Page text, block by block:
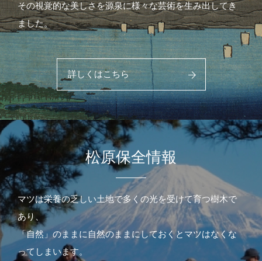
その視覚的な美しさを源泉に様々な芸術を生み出してき
ました。
詳しくはこちら
松原保全情報
マツは栄養の乏しい土地で多くの光を受けて育つ樹木で
あり、
「自然」のままに自然のままにしておくとマツはなくな
ってしまいます。